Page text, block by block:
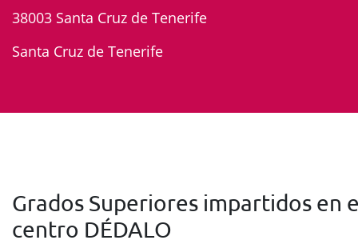
38003 Santa Cruz de Tenerife
Santa Cruz de Tenerife
Grados Superiores impartidos en
centro DÉDALO